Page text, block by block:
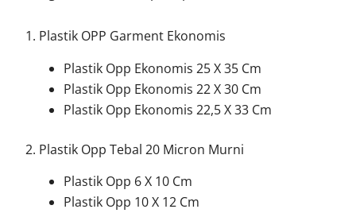
1. Plastik OPP Garment Ekonomis
Plastik Opp Ekonomis 25 X 35 Cm
Plastik Opp Ekonomis 22 X 30 Cm
Plastik Opp Ekonomis 22,5 X 33 Cm
2. Plastik Opp Tebal 20 Micron Murni
Plastik Opp 6 X 10 Cm
Plastik Opp 10 X 12 Cm